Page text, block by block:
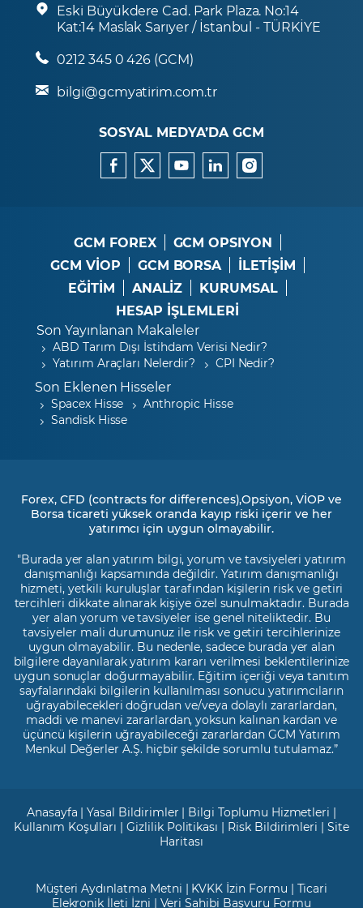
Eski Büyükdere Cad. Park Plaza. No:14
Kat:14 Maslak Sarıyer / İstanbul - TÜRKİYE
0212 345 0 426 (GCM)
bilgi@gcmyatirim.com.tr
SOSYAL MEDYA’DA GCM
GCM FOREX
GCM OPSIYON
GCM VİOP
GCM BORSA
İLETİŞİM
EĞİTİM
ANALİZ
KURUMSAL
HESAP İŞLEMLERİ
Son Yayınlanan Makaleler
ABD Tarım Dışı İstihdam Verisi Nedir?
Yatırım Araçları Nelerdir?
CPI Nedir?
Son Eklenen Hisseler
Spacex Hisse
Anthropic Hisse
Sandisk Hisse
Forex, CFD (contracts for differences),Opsiyon, VİOP ve
Borsa ticareti yüksek oranda kayıp riski içerir ve her
yatırımcı için uygun olmayabilir.
"Burada yer alan yatırım bilgi, yorum ve tavsiyeleri yatırım
danışmanlığı kapsamında değildir. Yatırım danışmanlığı
hizmeti, yetkili kuruluşlar tarafından kişilerin risk ve getiri
tercihleri dikkate alınarak kişiye özel sunulmaktadır. Burada
yer alan yorum ve tavsiyeler ise genel niteliktedir. Bu
tavsiyeler mali durumunuz ile risk ve getiri tercihlerinize
uygun olmayabilir. Bu nedenle, sadece burada yer alan
bilgilere dayanılarak yatırım kararı verilmesi beklentilerinize
uygun sonuçlar doğurmayabilir. Eğitim içeriği veya tanıtım
sayfalarındaki bilgilerin kullanılması sonucu yatırımcıların
uğrayabilecekleri doğrudan ve/veya dolaylı zararlardan,
maddi ve manevi zararlardan, yoksun kalınan kardan ve
üçüncü kişilerin uğrayabileceği zararlardan GCM Yatırım
Menkul Değerler A.Ş. hiçbir şekilde sorumlu tutulamaz.”
Anasayfa |Yasal Bildirimler | Bilgi Toplumu Hizmetleri |
Kullanım Koşulları |Gizlilik Politikası | Risk Bildirimleri |Site
Haritası
Müşteri Aydınlatma Metni | KVKK İzin Formu | Ticari
Elekronik İleti İzni | Veri Sahibi Başvuru Formu